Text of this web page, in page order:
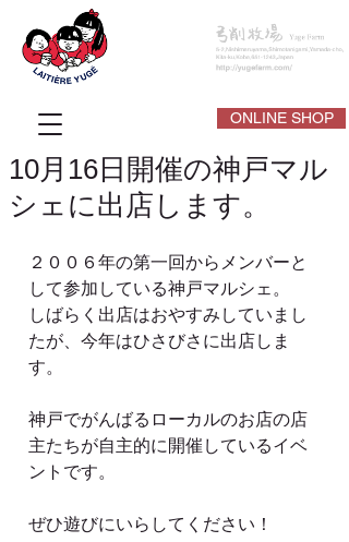
ONLINE SHOP
10月16日開催の神戸マル
シェに出店します。
２００６年の第一回からメンバーと
して参加している神戸マルシェ。
しばらく出店はおやすみしていまし
たが、今年はひさびさに出店しま
す。
神戸でがんばるローカルのお店の店
主たちが自主的に開催しているイベ
ントです。
ぜひ遊びにいらしてください！